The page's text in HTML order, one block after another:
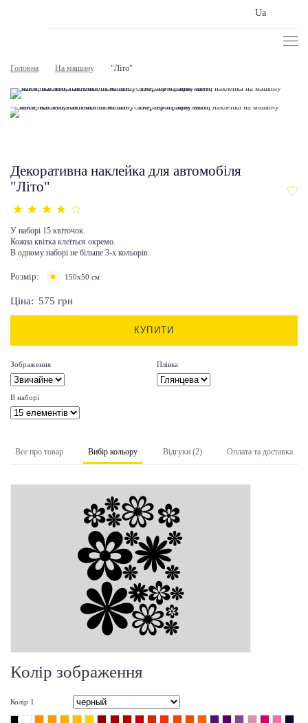
Ua
Головна На машину "Літо"
Декоративна наклейка для автомобіля
"Літо"
У наборі 15 квіточок.
Кожна квітка клеїться окремо.
В одному наборі не більше 3-х кольорів.
Розмір: 150х50 см
Ціна: 575 грн
КУПИТИ
Зображення Плівка
В наборі
Все про товар Вибір кольору Відгуки (2) Оплата та доставка
Колір зображення
Колір 1